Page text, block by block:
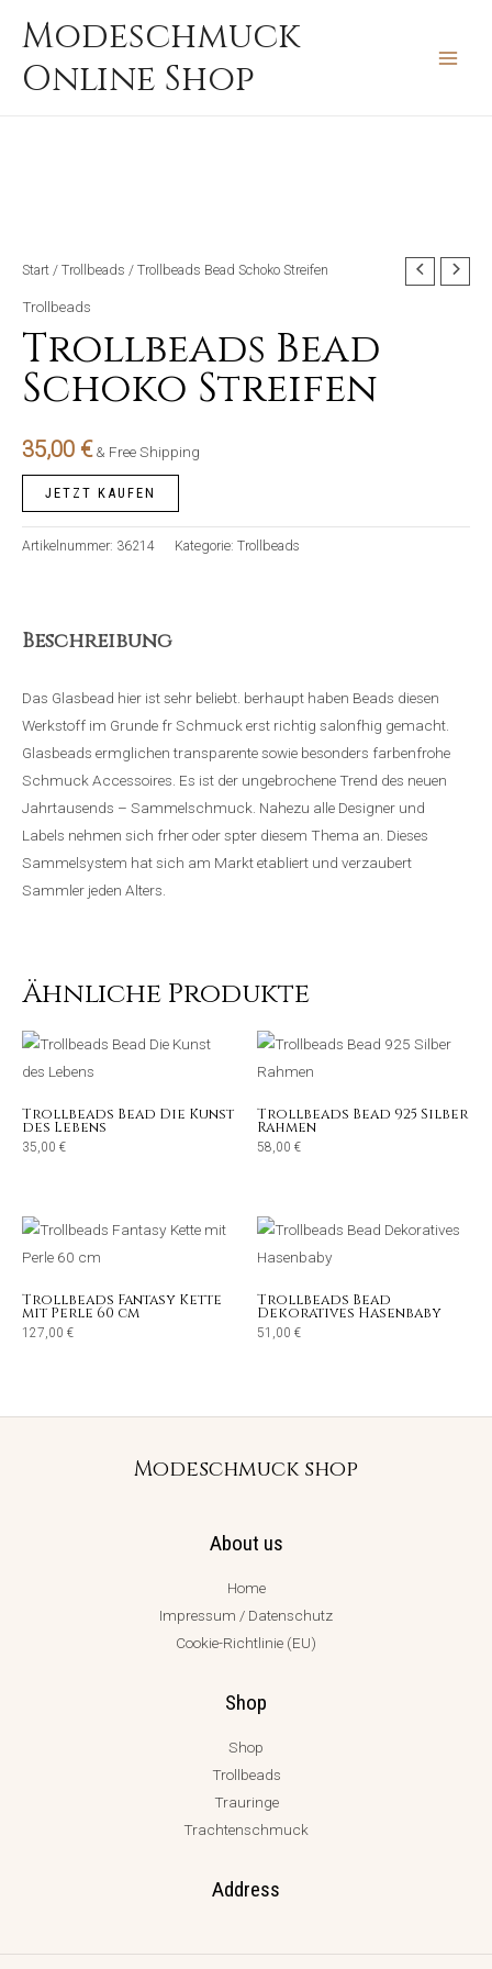
Inhalt
springen
Modeschmuck
Online Shop
Start / Trollbeads / Trollbeads Bead Schoko Streifen
Trollbeads
Trollbeads Bead
Schoko Streifen
35,00 € & Free Shipping
JETZT KAUFEN
Artikelnummer: 36214 Kategorie: Trollbeads
Beschreibung
Das Glasbead hier ist sehr beliebt. berhaupt haben Beads diesen
Werkstoff im Grunde fr Schmuck erst richtig salonfhig gemacht.
Glasbeads ermglichen transparente sowie besonders farbenfrohe
Schmuck Accessoires. Es ist der ungebrochene Trend des neuen
Jahrtausends – Sammelschmuck. Nahezu alle Designer und
Labels nehmen sich frher oder spter diesem Thema an. Dieses
Sammelsystem hat sich am Markt etabliert und verzaubert
Sammler jeden Alters.
Ähnliche Produkte
Trollbeads Bead Die Kunst
des Lebens
35,00 €
Trollbeads Bead 925 Silber
Rahmen
58,00 €
Trollbeads Fantasy Kette
mit Perle 60 cm
127,00 €
Trollbeads Bead
Dekoratives Hasenbaby
51,00 €
Modeschmuck shop
About us
Home
Impressum / Datenschutz
Cookie-Richtlinie (EU)
Shop
Shop
Trollbeads
Trauringe
Trachtenschmuck
Address